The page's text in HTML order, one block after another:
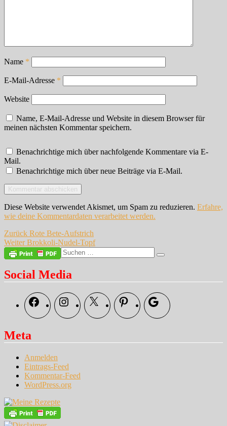
Name *
E-Mail-Adresse *
Website
Name, E-Mail-Adresse und Website in diesem Browser für
meinen nächsten Kommentar speichern.
Benachrichtige mich über nachfolgende Kommentare via E-
Mail.
Benachrichtige mich über neue Beiträge via E-Mail.
Diese Website verwendet Akismet, um Spam zu reduzieren. Erfahre,
wie deine Kommentardaten verarbeitet werden.
Beitragsnavigation
Zurück Vorheriger
Beitrag:
Rote Bete-Aufstrich
Weiter Nächster
Beitrag:
Brokkoli-Nudel-Topf
Suche
nach:
Suchen
Social Media
FacebookInstagramX Pinterest Google
Meta
Anmelden
Eintrags-Feed
Kommentar-Feed
WordPress.org